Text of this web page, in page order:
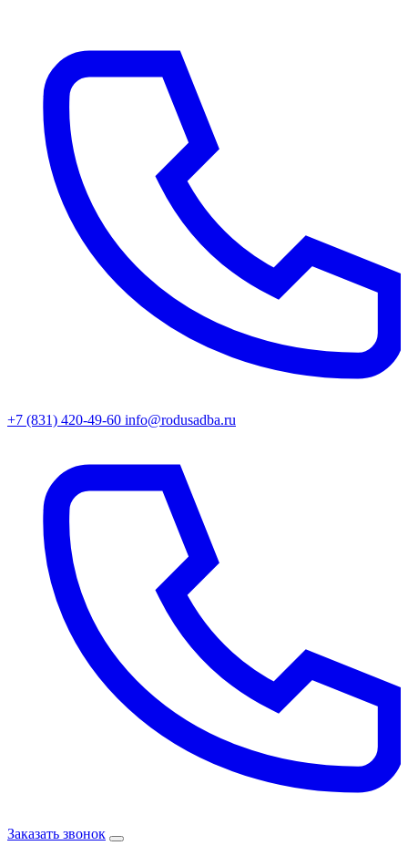
+7 (831) 420-49-60 info@rodusadba.ru
Заказать звонок